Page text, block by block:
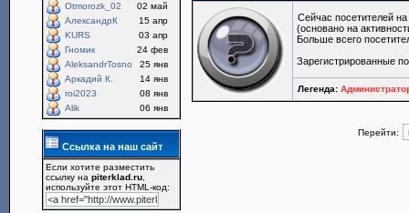
Otmorozk_02
02 май
АлександрК
15 апр
KURS
03 апр
Гномик
24 фев
AleksandrTosno
25 янв
Аркадий К.
14 янв
roi2023
08 янв
Alik
06 янв
Ссылка на наш сайт
Если хотите разместить
ссылку наpiterklad.ru
используйте этот HTML-код:
Сейчас посетителей
(основано на
Больше всего
Зарегистрированные
Легенда:
Перейти: